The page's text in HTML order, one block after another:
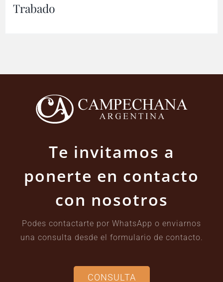
Trabado
Te invitamos a
ponerte en contacto
con nosotros
Podes contactarte por WhatsApp o enviarnos
una consulta desde el formulario de contacto.
CONSULTA